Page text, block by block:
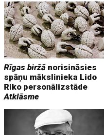
Rīgas biržā norisināsies
spāņu mākslinieka Lido
Riko personālizstāde
Atklāsme